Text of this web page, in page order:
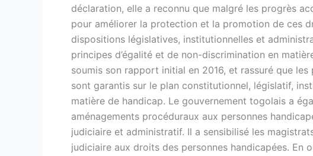
déclaration, elle a reconnu que malgré les progrès
pour améliorer la protection et la promotion de ces
dispositions législatives, institutionnelles et
principes d’égalité et de non-discrimination en
soumis son rapport initial en 2016, et rassuré que
sont garantis sur le plan constitutionnel, législatif,
matière de handicap. Le gouvernement togolais a
aménagements procéduraux aux personnes
judiciaire et administratif. Il a sensibilisé les
judiciaire aux droits des personnes handicapées. En